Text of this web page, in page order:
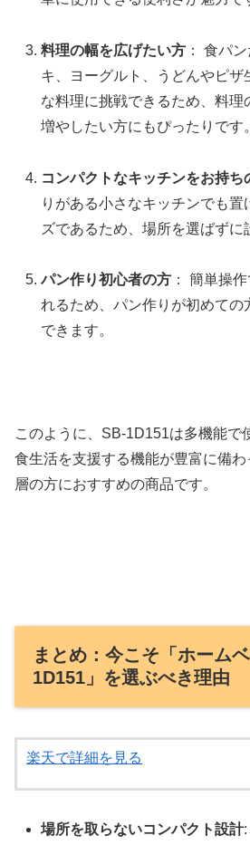
料理の幅を広げたい方 ： 食パ
キ、ヨーグルト、うどんやピザ
な料理に挑戦できるため、料理
増やしたい方にもぴったりです。
コンパクトなキッチンをお持ち
りがある小さなキッチンでも置
ズであるため、場所を選ばずに
パン作り初心者の方 ： 簡単操
れるため、パン作りが初めての
できます。
このように、SB-1D151は多機能で
食生活を支援する機能が豊富に備
層の方におすすめの商品です。
まとめ：今こそ「ホーム
1D151」を選ぶべき理由
楽天で詳細を見る
場所を取らないコンパクト設計